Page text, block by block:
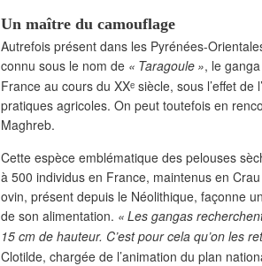
Un maître du camouflage
Autrefois présent dans les Pyrénées-
connu sous le nom de « Taragoule », le
France au cours du XXᵉ siècle, sous l’effet
pratiques agricoles. On peut toutefois en
Maghreb.
Cette espèce emblématique des pelouses
à 500 individus en France, maintenus en
ovin, présent depuis le Néolithique, façonne
de son alimentation. « Les gangas
15 cm de hauteur. C’est pour cela qu’on les
Clotilde, chargée de l’animation du plan